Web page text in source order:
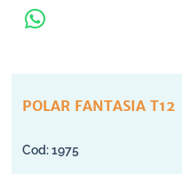
POLAR FANTASIA T12
1975